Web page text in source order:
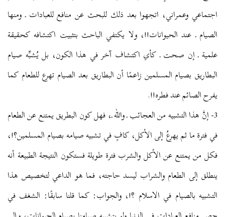
اجتماعي وعمراني، اتجهوا بعد ذلك للبحث عن منافع للعبادات ـ ومنها
الصيام ـ عند الحيوانات!!، ولا يكتفي الباحث بتثبيت اكتشافه كحقيقة
علمية ـ إن صحت ـ كأي اكتشاف آخر في هذا الكون، بل يُشبِّه صيام
البطاريق بصيام المسلمين زاعمًا أن البطاريق بعد الصيام تهرع للطعام كما
يفرح الصائم عند فطره!!.
3- إنَّ هذا التشبيه من العجائب ـ والله ـ، فهل كون البطريق يمتنع عن الطعام
في فترة ما ثم يهرعُ إلى الأكل، كافٍ في تشبيه صيامه بصيام المسلمين؟!،
فكل من يمتنع عن الأكل والشرب فترة طويلة فستكون النتيجة الطبيعة أنه
ينطلق إلى الطعام والشراب ليسد حاجته، فما هو الداعي لتخصيص هذا
التشبيه بالصيام في الاسلام ؟!، والجواب: كما قلنا سابقًا: الشغف في